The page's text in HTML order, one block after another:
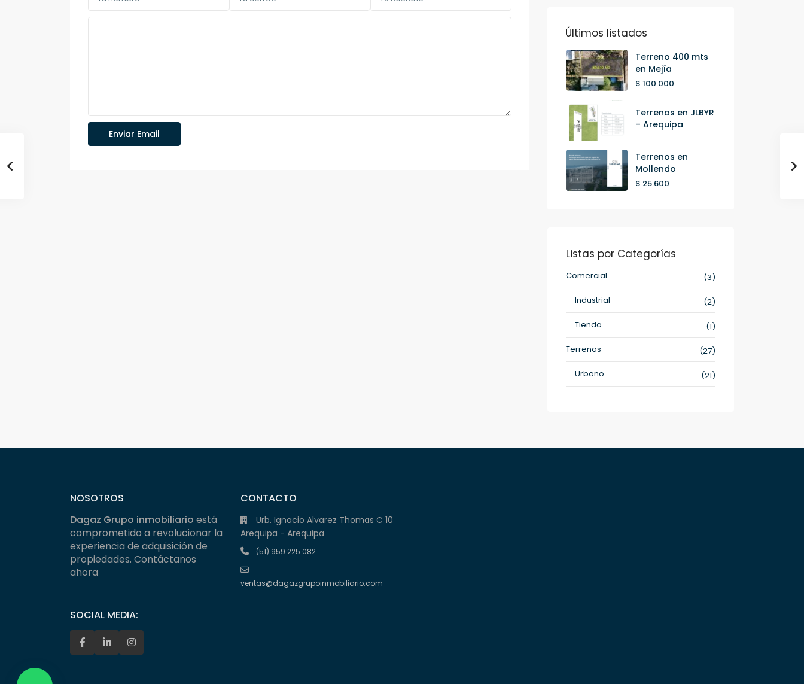
Últimos listados
Terreno 400 mts
en Mejía
$ 100.000
Terrenos en JLBYR
– Arequipa
Terrenos en
Mollendo
$ 25.600
Listas por Categorías
Comercial
(3)
Industrial
(2)
Tienda
(1)
Terrenos
(27)
Urbano
(21)
NOSOTROS
Dagaz Grupo inmobiliario está
comprometido a revolucionar la
experiencia de adquisición de
propiedades. Contáctanos
ahora
SOCIAL MEDIA:
CONTACTO
Urb. Ignacio Alvarez Thomas C 10
Arequipa - Arequipa
(51) 959 225 082
ventas@dagazgrupoinmobiliario.com